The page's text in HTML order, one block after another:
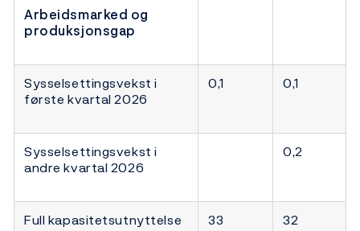
Arbeidsmarked og
produksjonsgap
Sysselsettingsvekst i
første kvartal 2026
0,1 0,1
Sysselsettingsvekst i
andre kvartal 2026
0,2
Full kapasitetsutnyttelse 33 32